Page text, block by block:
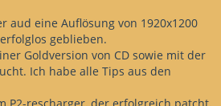
aud eine Auflösung von 1920x1200
geblieben.
Goldversion von CD sowie mit der
Ich habe alle Tips aus den